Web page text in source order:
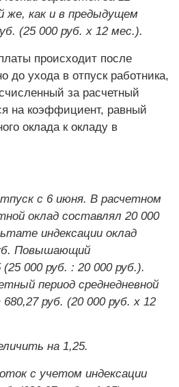
же, как и в предыдущем
(25 000 руб. х 12 мес.).
происходит после
до ухода в отпуск работника,
за расчетный
на коэффициент, равный
оклада к окладу в
с 6 июня. В расчетном
оклад составлял 20 000
индексации оклад
Повышающий
000 руб. : 20 000 руб.).
период среднедневной
руб. (20 000 руб. х 12
на 1,25.
с учетом индексации